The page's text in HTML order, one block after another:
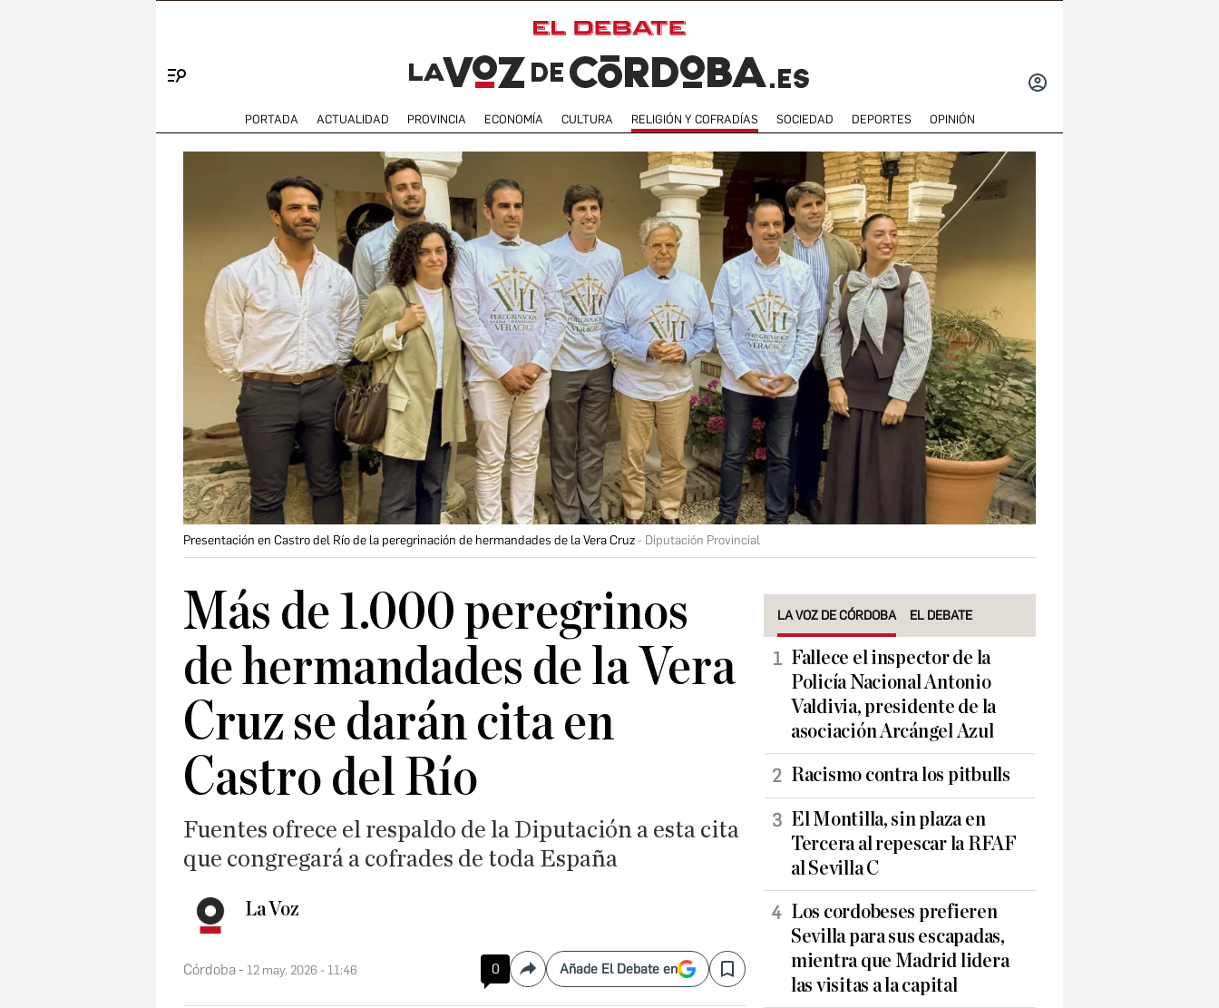
PORTADA ACTUALIDAD PROVINCIA ECONOMÍA CULTURA RELIGIÓN Y COFRADÍAS SOCIEDAD DEPORTES OPINIÓN
Presentación en Castro del Río de la peregrinación de hermandades de la Vera Cruz Diputación Provincial
Más de 1.000 peregrinos
de hermandades de la Vera
Cruz se darán cita en
Castro del Río
Fuentes ofrece el respaldo de la Diputación a esta cita
que congregará a cofrades de toda España
La Voz
Córdoba 12 may. 2026 - 11:46 0 CompartirAñade El Debate en Save
LA VOZ DE CÓRDOBA EL DEBATE
Fallece el inspector de la
Policía Nacional Antonio
Valdivia, presidente de la
asociación Arcángel Azul
Racismo contra los pitbulls
El Montilla, sin plaza en
Tercera al repescar la RFAF
al Sevilla C
Los cordobeses prefieren
Sevilla para sus escapadas,
mientra que Madrid lidera
las visitas a la capital